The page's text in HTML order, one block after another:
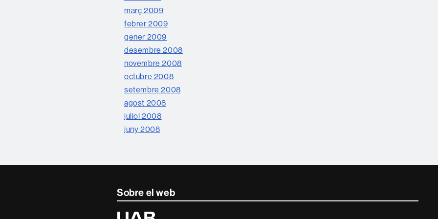
març 2009
febrer 2009
gener 2009
desembre 2008
novembre 2008
octubre 2008
setembre 2008
agost 2008
juliol 2008
juny 2008
Sobre el web
Universitat